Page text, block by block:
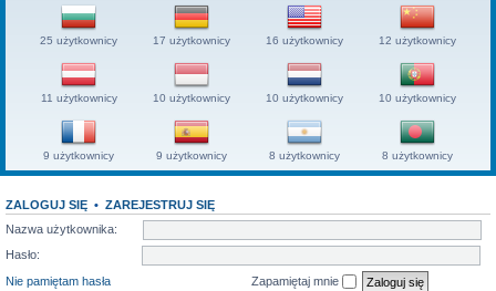
25 użytkownicy 17 użytkownicy 16 użytkownicy 12 użytkownicy
11 użytkownicy 10 użytkownicy 10 użytkownicy 10 użytkownicy
9 użytkownicy 9 użytkownicy 8 użytkownicy 8 użytkownicy
ZALOGUJ SIĘ • ZAREJESTRUJ SIĘ
Nazwa użytkownika:
Hasło:
Nie pamiętam hasła
Zapamiętaj mnie